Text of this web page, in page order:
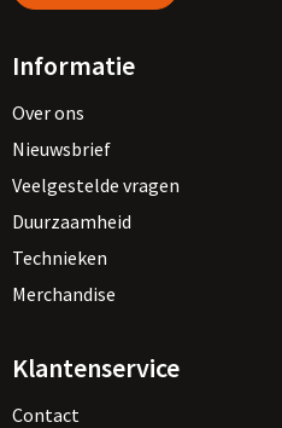
Informatie
Over ons
Nieuwsbrief
Veelgestelde vragen
Duurzaamheid
Technieken
Merchandise
Klantenservice
Contact